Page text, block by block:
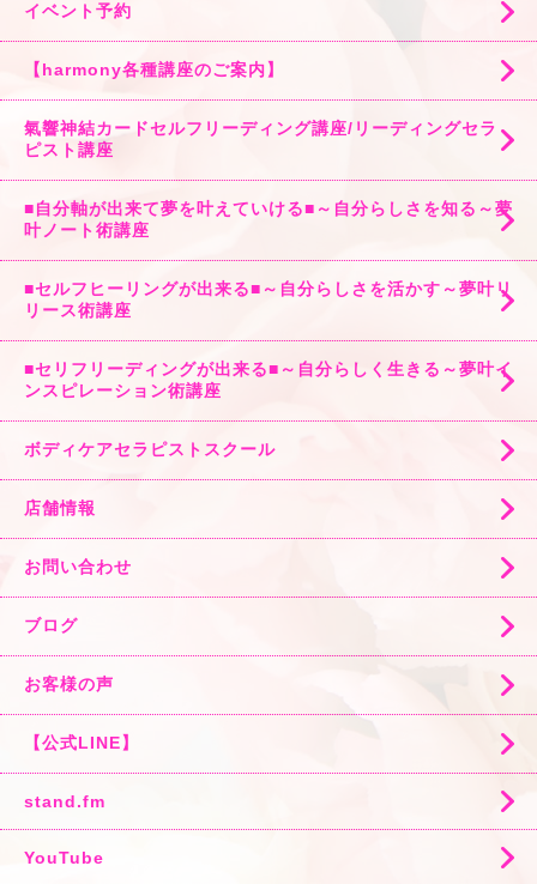
イベント予約
【harmony各種講座のご案内】
氣響神結カードセルフリーディング講座/リーディングセラ
ピスト講座
■自分軸が出来て夢を叶えていける■～自分らしさを知る～夢
叶ノート術講座
■セルフヒーリングが出来る■～自分らしさを活かす～夢叶リ
リース術講座
■セリフリーディングが出来る■～自分らしく生きる～夢叶イ
ンスピレーション術講座
ボディケアセラピストスクール
店舗情報
お問い合わせ
ブログ
お客様の声
【公式LINE】
stand.fm
YouTube